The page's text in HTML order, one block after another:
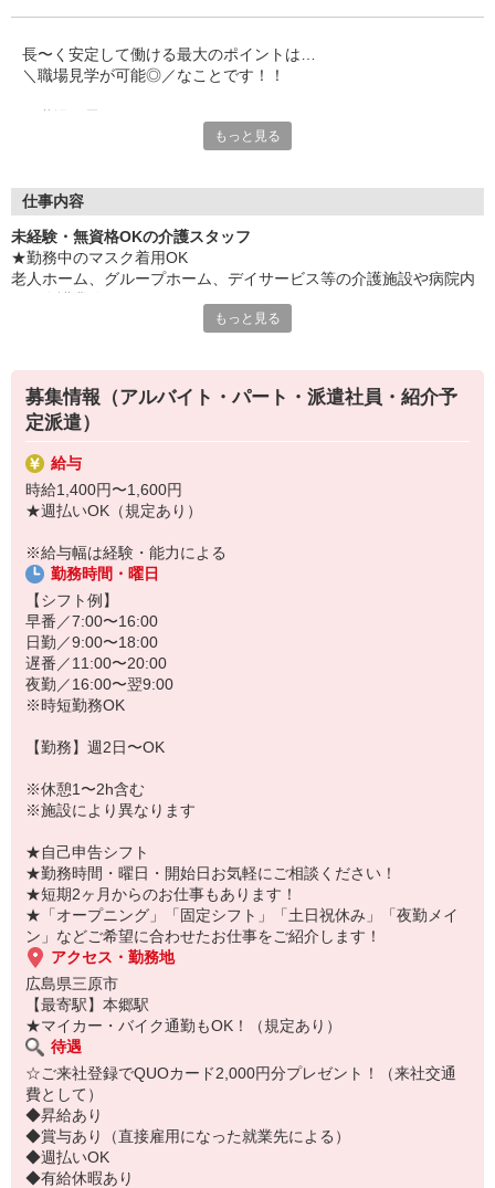
長〜く安定して働ける最大のポイントは…
＼職場見学が可能◎／なことです！！
そんな疑問や不安は、職場見学で解消♪♪
「ここなら同年代が多いから安心！」
「仕事の流れが前職と似てるから大丈夫そう」
「アットホームな雰囲気が気に入った」etc.
職場に求めることはひとそれぞれ！
しっかり安心できてから、勤務スタート☆
もっと見る
仕事内容
未経験・無資格OKの介護スタッフ
★勤務中のマスク着用OK
老人ホーム、グループホーム、デイサービス等の介護施設や病院内
・薬やおしぼりの準備などのケア
・体操や季節ごとのレクリエーション
・歩行、車椅子の介助
・見守り
※施設により異なります
★施設内は冷暖房完備！いつでも快適にお仕事できますよ！
あなたのスキルに合わせて少しずつお仕事をお願いしていきます。
20代・30代・40代・50代・60代、
若手からミドル、中高年（エルダー）、シニア世代まで幅広く活躍
中！
「こんな時だからこそ、しっかり稼いでおきたい！」
「すぐに働けるところはないかな…」
「しっかり稼げるアルバイトを探してる。」
もっと見る
募集情報（アルバイト・パート・派遣社員・紹介予
定派遣）
給与
時給1,400円〜1,600円
★週払いOK（規定あり）
※給与幅は経験・能力による
勤務時間・曜日
【シフト例】
早番／7:00〜16:00
日勤／9:00〜18:00
遅番／11:00〜20:00
夜勤／16:00〜翌9:00
※時短勤務OK
【勤務】週2日〜OK
※休憩1〜2h含む
※施設により異なります
★自己申告シフト
★勤務時間・曜日・開始日お気軽にご相談ください！
★短期2ヶ月からのお仕事もあります！
★「オープニング」「固定シフト」「土日祝休み」「夜勤メイ
ン」などご希望に合わせたお仕事をご紹介します！
アクセス・勤務地
広島県三原市
【最寄駅】本郷駅
★マイカー・バイク通勤もOK！（規定あり）
待遇
☆ご来社登録でQUOカード2,000円分プレゼント！（来社交通
費として）
◆昇給あり
◆賞与あり（直接雇用になった就業先による）
◆週払いOK
◆有給休暇あり